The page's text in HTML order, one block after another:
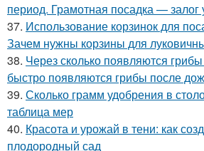
период. Грамотная посадка — залог
37. Использование корзинок для
Зачем нужны корзины для
38. Через сколько появляются
быстро появляются грибы после
39. Сколько грамм удобрения в
таблица мер
40. Красота и урожай в тени: как
плодородный сад